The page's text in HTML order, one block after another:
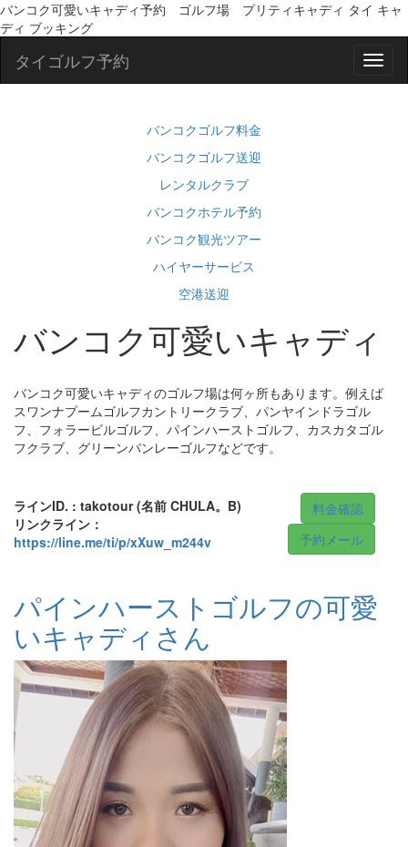
バンコク可愛いキャディ予約 ゴルフ場 プリティキャディ タイ キャ
ディ ブッキング
タイゴルフ予約
バンコクゴルフ料金
バンコクゴルフ送迎
レンタルクラブ
バンコクホテル予約
バンコク観光ツアー
ハイヤーサービス
空港送迎
バンコク可愛いキャディ
バンコク可愛いキャディのゴルフ場は何ヶ所もあります。例えば
スワンナプームゴルフカントリークラブ、パンヤインドラゴル
フ、フォラービルゴルフ、パインハーストゴルフ、カスカタゴル
フクラブ、グリーンバンレーゴルフなどです。
ラインID. : takotour (名前 CHULA。B)
リンクライン：
https://line.me/ti/p/xXuw_m244v
料金確認
予約メール
パインハーストゴルフの可愛
いキャディさん